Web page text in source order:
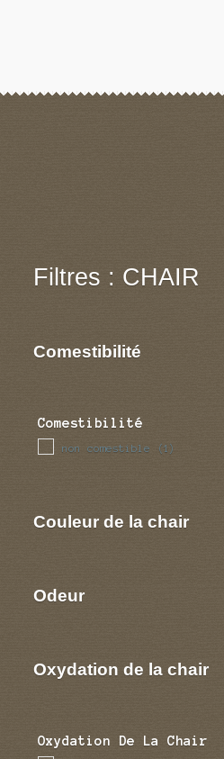
Filtres : CHAIR
Comestibilité
Comestibilité
non comestible (1)
Couleur de la chair
Odeur
Oxydation de la chair
Oxydation De La Chair